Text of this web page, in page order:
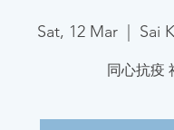
Sat, 12 Mar Sai
同心抗疫